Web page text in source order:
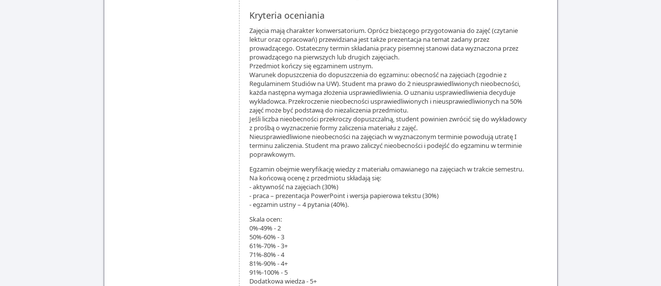
Kryteria oceniania
Zajęcia mają charakter konwersatorium. Oprócz bieżącego przygotowania do zajęć (czytanie
lektur oraz opracowań) przewidziana jest także prezentacja na temat zadany przez
prowadzącego. Ostateczny termin składania pracy pisemnej stanowi data wyznaczona przez
prowadzącego na pierwszych lub drugich zajęciach.
Przedmiot kończy się egzaminem ustnym.
Warunek dopuszczenia do dopuszczenia do egzaminu: obecność na zajęciach (zgodnie z
Regulaminem Studiów na UW). Student ma prawo do 2 nieusprawiedliwionych nieobecności,
każda następna wymaga złożenia usprawiedliwienia. O uznaniu usprawiedliwienia decyduje
wykładowca. Przekroczenie nieobecności usprawiedliwionych i nieusprawiedliwionych na 50%
zajęć może być podstawą do niezaliczenia przedmiotu.
Jeśli liczba nieobecności przekroczy dopuszczalną, student powinien zwrócić się do wykładowcy
z prośbą o wyznaczenie formy zaliczenia materiału z zajęć.
Nieusprawiedliwione nieobecności na zajęciach w wyznaczonym terminie powodują utratę I
terminu zaliczenia. Student ma prawo zaliczyć nieobecności i podejść do egzaminu w terminie
poprawkowym.
Egzamin obejmie weryfikację wiedzy z materiału omawianego na zajęciach w trakcie semestru.
Na końcową ocenę z przedmiotu składają się:
- aktywność na zajęciach (30%)
- praca – prezentacja PowerPoint i wersja papierowa tekstu (30%)
- egzamin ustny – 4 pytania (40%).
Skala ocen:
0%-49% - 2
50%-60% - 3
61%-70% - 3+
71%-80% - 4
81%-90% - 4+
91%-100% - 5
Dodatkowa wiedza - 5+